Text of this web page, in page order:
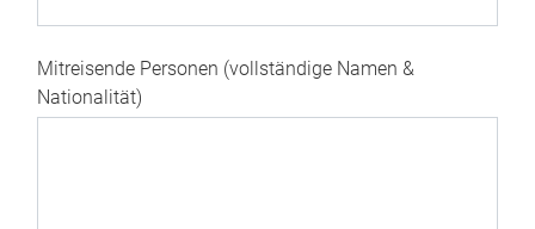
Mitreisende Personen (vollständige Namen &
Nationalität)